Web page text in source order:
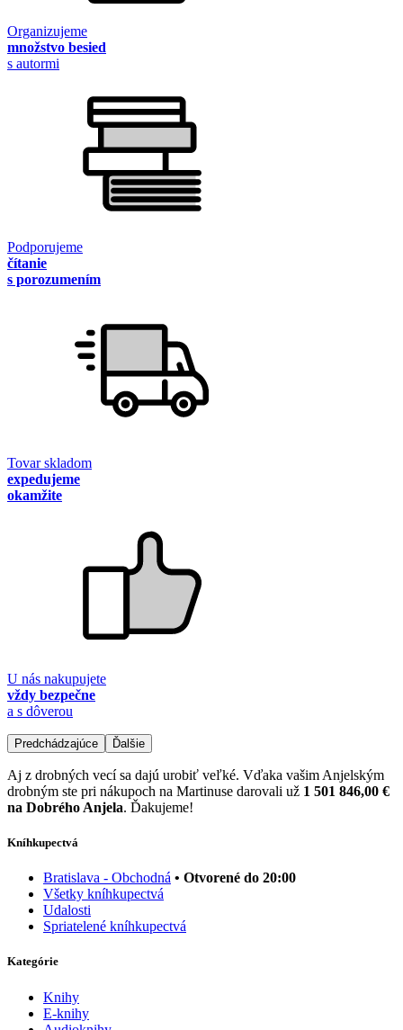
Organizujeme
množstvo besied
s autormi
Podporujeme
čítanie
s porozumením
Tovar skladom
expedujeme
okamžite
U nás nakupujete
vždy bezpečne
a s dôverou
Predchádzajúce Ďalšie
Aj z drobných vecí sa dajú urobiť veľké. Vďaka vašim Anjelským
drobným ste pri nákupoch na Martinuse darovali už 1 501 846,00 €
na Dobrého Anjela. Ďakujeme!
Kníhkupectvá
Bratislava - Obchodná • Otvorené do 20:00
Všetky kníhkupectvá
Udalosti
Spriatelené kníhkupectvá
Kategórie
Knihy
E-knihy